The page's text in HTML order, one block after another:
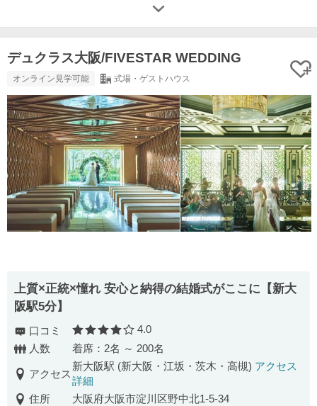
デュクラス大阪/FIVESTAR WEDDING
オンライン見学可能 式場・ゲストハウス
上質×正統×憧れ 安心と納得の結婚式がここに【新大
阪駅5分】
口コミ 口コミ評価
4.0
人数
着席：2名 ～ 200名
アクセス
新大阪駅 (新大阪・江坂・茨木・高槻) アクセス
詳細
住所
大阪府大阪市淀川区野中北1-5-34